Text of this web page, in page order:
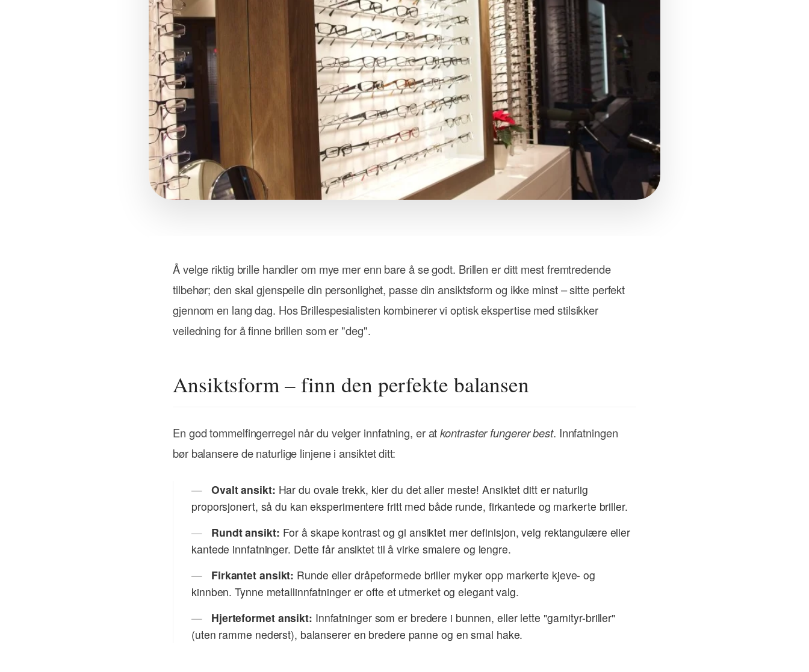
Å velge riktig brille handler om mye mer enn bare å se godt. Brillen er ditt mest fremtredende
tilbehør; den skal gjenspeile din personlighet, passe din ansiktsform og ikke minst – sitte perfekt
gjennom en lang dag. Hos Brillespesialisten kombinerer vi optisk ekspertise med stilsikker
veiledning for å finne brillen som er "deg".
Ansiktsform – finn den perfekte balansen
En god tommelfingerregel når du velger innfatning, er atkontraster fungerer best. Innfatningen
bør balansere de naturlige linjene i ansiktet ditt:
Ovalt ansikt: Har du ovale trekk, kler du det aller meste! Ansiktet ditt er naturlig
proporsjonert, så du kan eksperimentere fritt med både runde, firkantede og markerte briller.
Rundt ansikt: For å skape kontrast og gi ansiktet mer definisjon, velg rektangulære eller
kantede innfatninger. Dette får ansiktet til å virke smalere og lengre.
Firkantet ansikt: Runde eller dråpeformede briller myker opp markerte kjeve- og
kinnben. Tynne metallinnfatninger er ofte et utmerket og elegant valg.
Hjerteformet ansikt: Innfatninger som er bredere i bunnen, eller lette "garnityr-briller"
(uten ramme nederst), balanserer en bredere panne og en smal hake.